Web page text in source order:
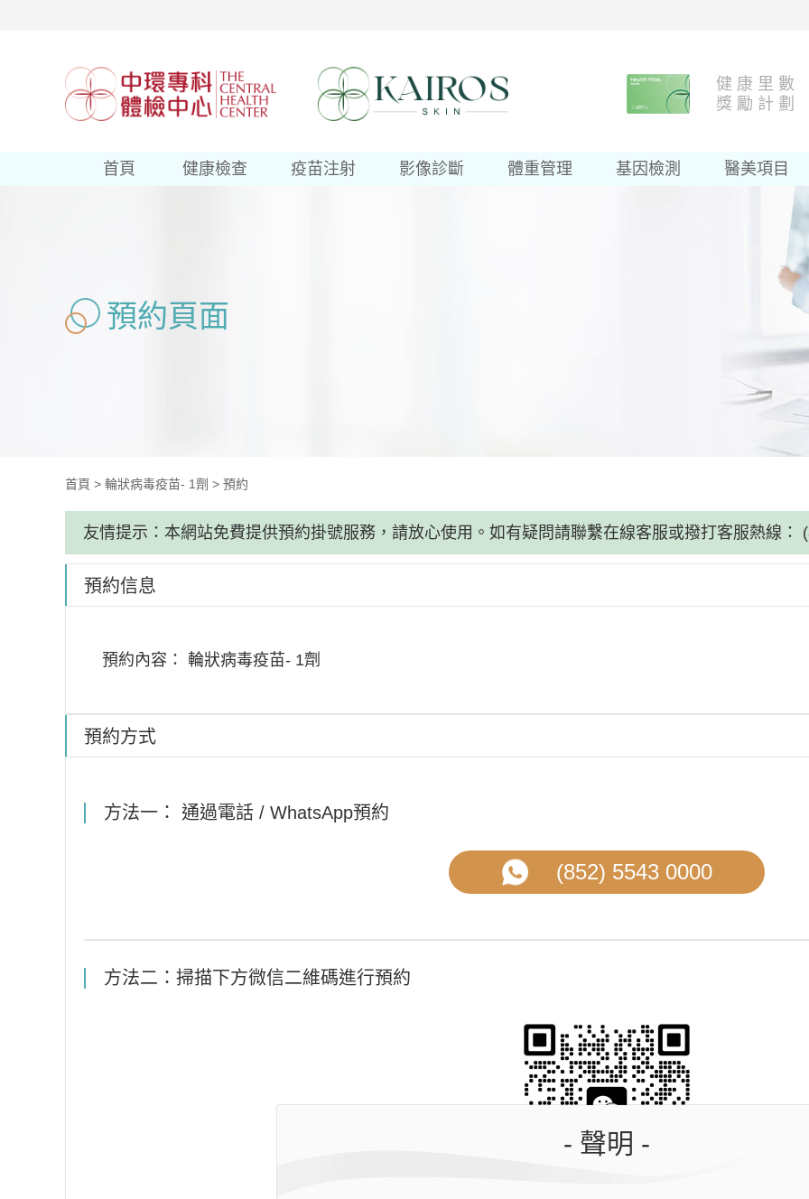
健 康 里 數
獎 勵 計 劃
首頁 健康檢查 疫苗注射 影像診斷 體重管理 基因檢測 醫美項目
預約頁面
首頁 > 輪狀病毒疫苗- 1劑 > 預約
友情提示：本網站免費提供預約掛號服務，請放心使用。如有疑問請聯繫在線客服或撥打客服熱線：
預約信息
預約內容： 輪狀病毒疫苗- 1劑
預約方式
方法一： 通過電話 / WhatsApp預約
(852) 5543 0000
方法二：掃描下方微信二維碼進行預約
- 聲明 -